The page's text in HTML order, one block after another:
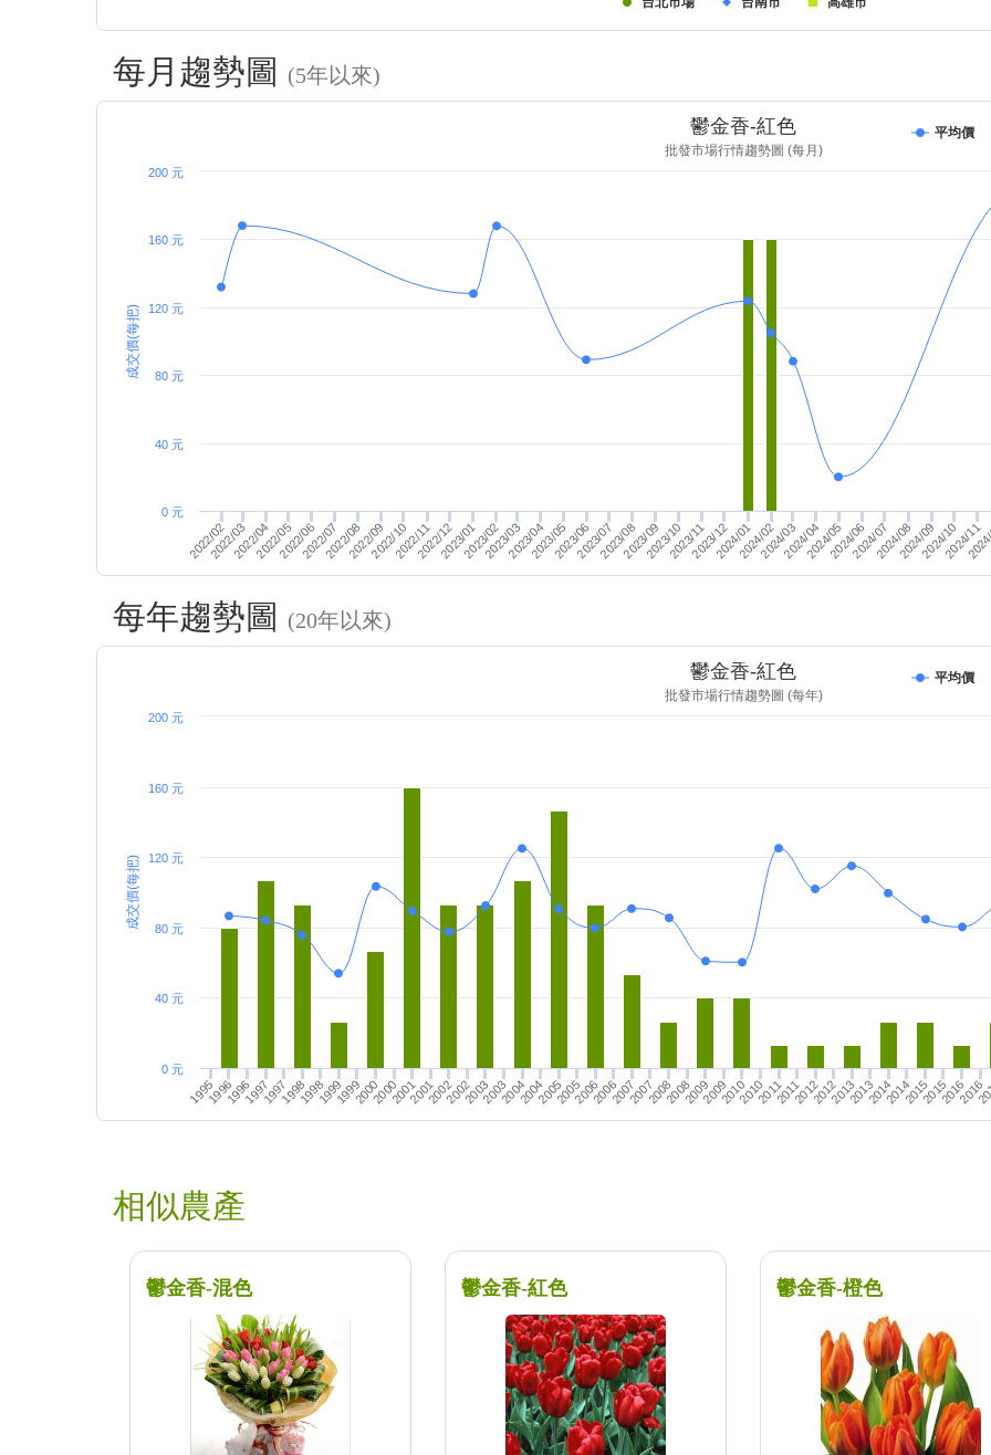
每月趨勢圖 (5年以來)
成交價(每把)
鬱金香-紅色
批發市場行情趨勢圖 (每月)
平均價
2022/022022/032022/042022/052022/062022/072022/082022/092022/102022/112022/122023/012023/022023/032023/042023/052023/062023/072023/082023/092023/102023/112023/122024/012024/022024/032024/042024/052024/062024/072024/082024/092024/102024/11
0 元
40 元
80 元
120 元
160 元
200 元
每年趨勢圖 (20年以來)
成交價(每把)
鬱金香-紅色
批發市場行情趨勢圖 (每年)
平均價
1995199619961997199719981998199919992000200020012001200220022003200320042004200520052006200620072007200820082009200920102010201120112012201220132013201420142015201520162016
0 元
40 元
80 元
120 元
160 元
200 元
相似農產
鬱金香-混色 鬱金香-紅色 鬱金香-橙色